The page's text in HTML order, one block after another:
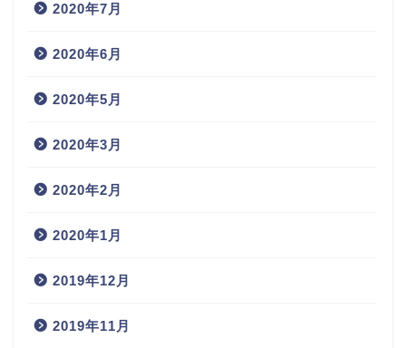
2020年7月
2020年6月
2020年5月
2020年3月
2020年2月
2020年1月
2019年12月
2019年11月